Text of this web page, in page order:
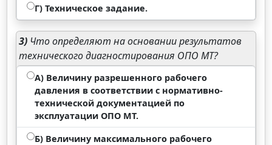
Г) Техническое задание.
3) Что определяют на основании результатов
технического диагностирования ОПО МТ?
А) Величину разрешенного рабочего
давления в соответствии с нормативно-
технической документацией по
эксплуатации ОПО МТ.
Б) Величину максимального рабочего